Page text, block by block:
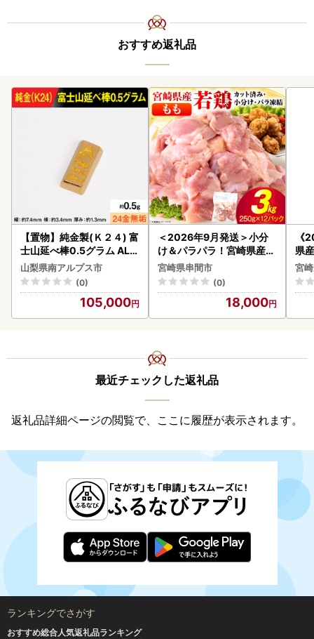
おすすめ返礼品
【置物】純金製(Ｋ２４) 富
士山延べ棒0.5グラム ALP
BK181
山梨県南アルプス市
(0)
105,000
＜2026年9月発送＞小分
け＆パラパラ！宮崎県産鶏
ももカット合計3kg_K043
-009-2609
宮崎県串間市
(0)
18,000
《
県
セ
宮
最近チェックした返礼品
返礼品詳細ページの閲覧で、ここに履歴が表示されます。
ランキングでさがす
おすすめ総合人気返礼品ランキング